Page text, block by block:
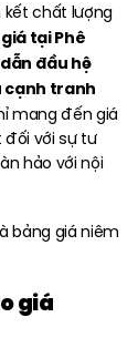
chất lượng
tại Phê
đầu hệ
cạnh tranh
mang đến giá
với sự tư
hảo với nội
bảng giá niêm
giá